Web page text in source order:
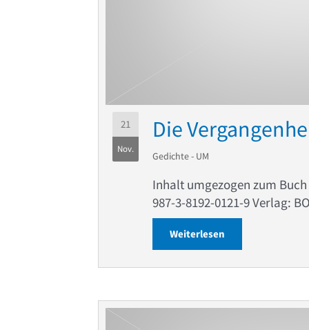
21
Nov.
Die
Gedichte - UM
Inhalt umgezogen zum Buch
987-3-8192-0121-9 Verlag:
Weiterlesen